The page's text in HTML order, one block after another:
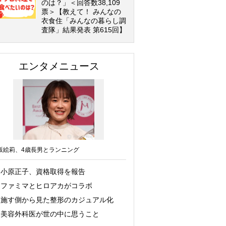
のは？」＜回答数38,109
票＞【教えて！ みんなの
衣食住「みんなの暮らし調
査隊」結果発表 第615回】
エンタメニュース
絵莉、4歳長男とランニング
小原正子、資格取得を報告
ファミマとヒロアカがコラボ
施す側から見た整形のカジュアル化
美容外科医が世の中に思うこと